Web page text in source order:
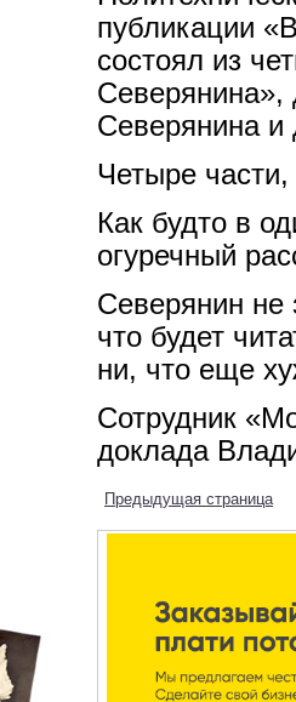
публикации
состоял из
Северянина»,
Северянина и
Четыре
Как будто в
огуречный
Северянин не
что будет
ни, что еще
Сотрудник
доклада
Предыдущая страница